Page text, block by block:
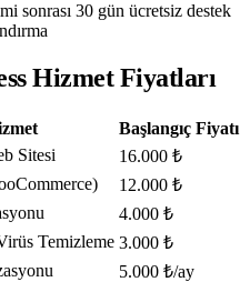
sonrası 30 gün ücretsiz destek
Hizmet Fiyatları
Başlangıç Fiyatı
Sitesi
16.000 ₺
12.000 ₺
4.000 ₺
Temizleme 3.000 ₺
5.000 ₺/ay